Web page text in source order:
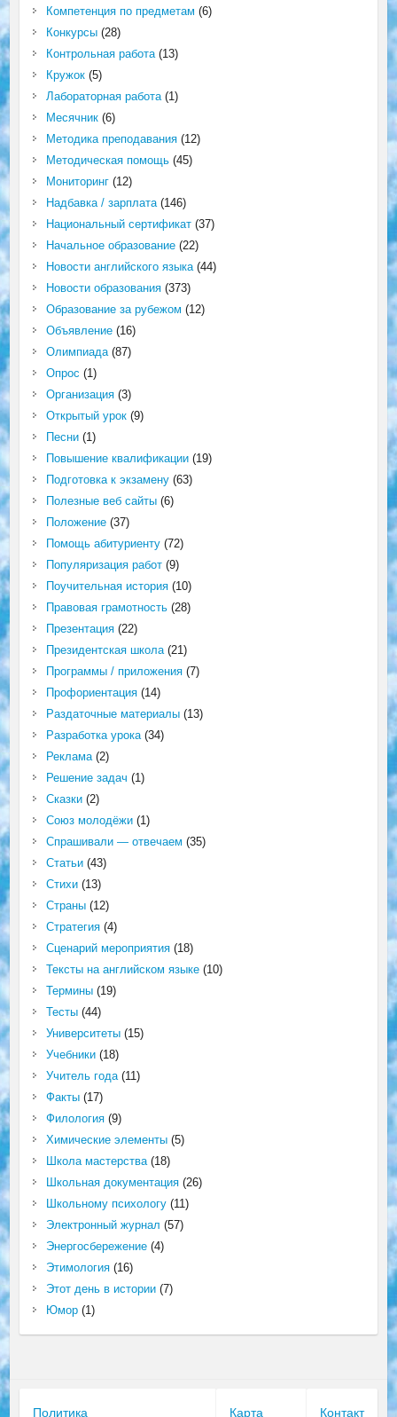
Компетенция по предметам (6)
Конкурсы(28)
Контрольная работа(13)
Кружок(5)
Лабораторная работа(1)
Месячник(6)
Методика преподавания(12)
Методическая помощь(45)
Мониторинг(12)
Надбавка / зарплата(146)
Национальный сертификат(37)
Начальное образование(22)
Новости английского языка(44)
Новости образования(373)
Образование за рубежом (12)
Объявление(16)
Олимпиада(87)
Опрос (1)
Организация(3)
Открытый урок(9)
Песни(1)
Повышение квалификации(19)
Подготовка к экзамену(63)
Полезные веб сайты(6)
Положение(37)
Помощь абитуриенту(72)
Популяризация работ(9)
Поучительная история(10)
Правовая грамотность(28)
Презентация(22)
Президентская школа(21)
Программы / приложения(7)
Профориентация(14)
Раздаточные материалы(13)
Разработка урока(34)
Реклама(2)
Решение задач (1)
Сказки(2)
Союз молодёжи(1)
Спрашивали — отвечаем (35)
Статьи(43)
Стихи(13)
Страны(12)
Стратегия(4)
Сценарий мероприятия(18)
Тексты на английском языке(10)
Термины(19)
Тесты(44)
Университеты(15)
Учебники(18)
Учитель года(11)
Факты(17)
Филология(9)
Химические элементы(5)
Школа мастерства(18)
Школьная документация(26)
Школьному психологу(11)
Электронный журнал (57)
Энергосбережение(4)
Этимология(16)
Этот день в истории(7)
Юмор(1)
Политика
Карта
Контакт